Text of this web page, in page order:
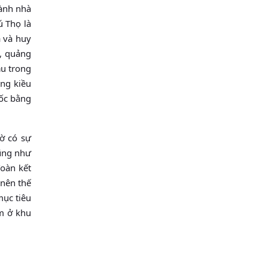
nhà
Thọ là
và huy
quảng
trong
kiều
bằng
có sự
như
kết
thế
tiêu
ở khu